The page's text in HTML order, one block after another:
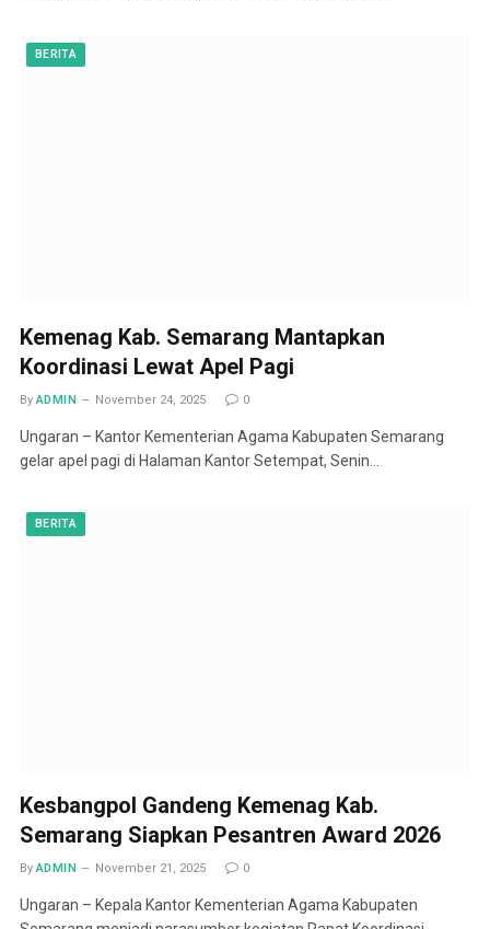
BERITA
Kemenag Kab. Semarang Mantapkan
Koordinasi Lewat Apel Pagi
By ADMIN November 24, 2025 0
Ungaran – Kantor Kementerian Agama Kabupaten Semarang
gelar apel pagi di Halaman Kantor Setempat, Senin…
BERITA
Kesbangpol Gandeng Kemenag Kab.
Semarang Siapkan Pesantren Award 2026
By ADMIN November 21, 2025 0
Ungaran – Kepala Kantor Kementerian Agama Kabupaten